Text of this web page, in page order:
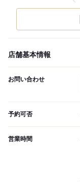
店舗基本情報
お問い合わせ
予約可否
営業時間